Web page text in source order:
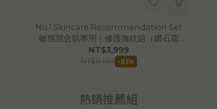
No.1 Skincare Recommendation Set
敏感混合肌專用｜修護撫紋組（鑽石霜
版）
NT$3,999
NT$8,160 -51%
熱銷推薦組